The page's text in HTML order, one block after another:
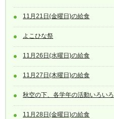
11月21日(金曜日)の給食
よこひな祭
11月26日(水曜日)の給食
11月27日(木曜日)の給食
秋空の下、各学年の活動いろいろ
11月28日(金曜日)の給食